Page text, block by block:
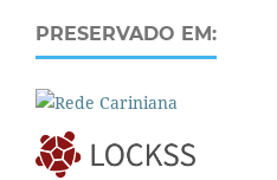
PRESERVADO EM: